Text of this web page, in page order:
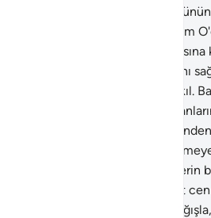
da diriltecek O'dur. Ahiret
bana bağışlamasını umduğum
hikmet ver ve beni iyiler arasına
beni güzel şekilde anmalarını
cennetine varis olanlardan kıl.
şüphesiz sapıklardandır.
Allah'a temiz bir kalble
malın ve oğulların fayda
Sonrakilerin
anmalarını sağla. Beni nimet
olanlardan kıl. Babamı da